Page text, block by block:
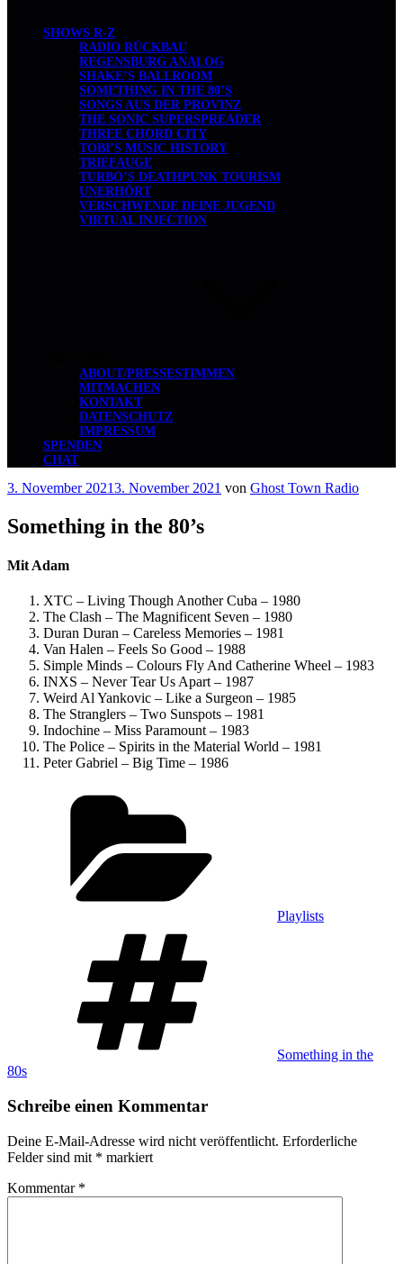
SHOWS R-Z
RADIO RÜCKBAU
REGENSBURG ANALOG
SHAKE’S BALLROOM
SOMETHING IN THE 80’S
SONGS AUS DER PROVINZ
THE SONIC SUPERSPREADER
THREE CHORD CITY
TOBI’S MUSIC HISTORY
TRIEFAUGE
TURBO’S DEATHPUNK TOURISM
UNERHÖRT
VERSCHWENDE DEINE JUGEND
VIRTUAL INJECTION
ABOUT/PRESSESTIMMEN
MITMACHEN
KONTAKT
DATENSCHUTZ
IMPRESSUM
SPENDEN
CHAT
Veröffentlicht
3. November 20213. November 2021 von Ghost Town Radio
Something in the 80’s
Mit Adam
XTC – Living Though Another Cuba – 1980
The Clash – The Magnificent Seven – 1980
Duran Duran – Careless Memories – 1981
Van Halen – Feels So Good – 1988
Simple Minds – Colours Fly And Catherine Wheel – 1983
INXS – Never Tear Us Apart – 1987
Weird Al Yankovic – Like a Surgeon – 1985
The Stranglers – Two Sunspots – 1981
Indochine – Miss Paramount – 1983
The Police – Spirits in the Material World – 1981
Peter Gabriel – Big Time – 1986
Playlists
Something in the
80s
Schreibe einen Kommentar
Deine E-Mail-Adresse wird nicht veröffentlicht. Erforderliche
Felder sind mit * markiert
Kommentar *